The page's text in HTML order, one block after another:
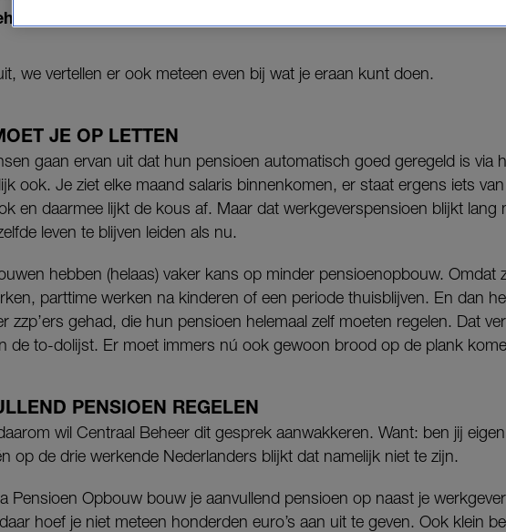
we vertellen er ook meteen even bij wat je eraan kunt doen.
JE OP LETTEN
gaan ervan uit dat hun pensioen automatisch goed geregeld is via
ook. Je ziet elke maand salaris binnenkomen, er staat ergens iets
en daarmee lijkt de kous af. Maar dat werkgeverspensioen blijkt lang
leven te blijven leiden als nu.
hebben (helaas) vaker kans op minder pensioenopbouw. Omdat
parttime werken na kinderen of een periode thuisblijven. En dan
zzp’ers gehad, die hun pensioen helemaal zelf moeten regelen. Dat
de to-dolijst. Er moet immers nú ook gewoon brood op de plank
PENSIOEN REGELEN
wil Centraal Beheer dit gesprek aanwakkeren. Want: ben jij
op de drie werkende Nederlanders blijkt dat namelijk niet te zijn.
Pensioen Opbouw bouw je aanvullend pensioen op naast je
hoef je niet meteen honderden euro’s aan uit te geven. Ook klein